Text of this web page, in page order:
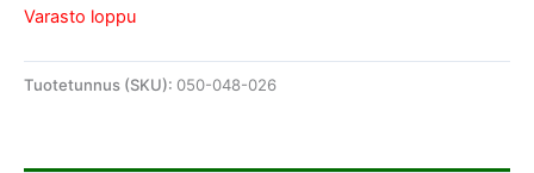
Varasto loppu
Tuotetunnus (SKU): 050-048-026